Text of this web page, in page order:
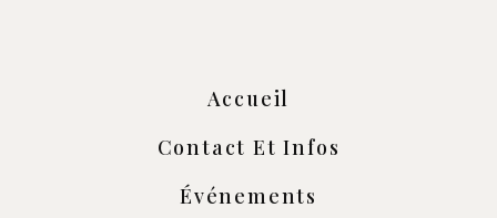
Accueil
Contact Et Infos
Événements